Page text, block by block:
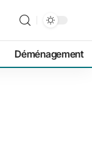
Déménagement